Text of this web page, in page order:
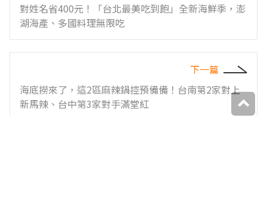
對姓名省400元！「台北最美吃到飽」全新海鮮季，澎
湖海產、多國料理無限吃
下一篇
海底撈來了，這2區麻辣鍋控預備備！台南第2家對上
新馬辣、台中第3家對手滿堂紅